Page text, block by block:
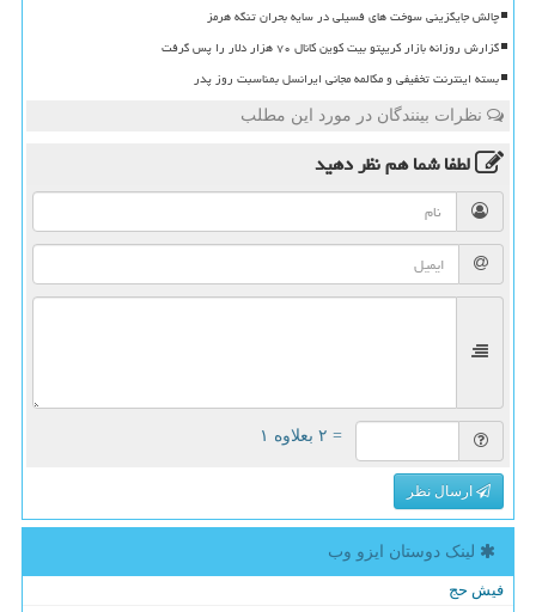
چالش جایگزینی سوخت های فسیلی در سایه بحران تنگه هرمز
گزارش روزانه بازار کریپتو بیت کوین کانال ۷۰ هزار دلار را پس گرفت
بسته اینترنت تخفیفی و مکالمه مجانی ایرانسل بمناسبت روز پدر
نظرات بینندگان در مورد این مطلب
لطفا شما همنظر دهید
= ۲ بعلاوه ۱
ارسال نظر
لینک دوستان ایزو وب
فیش حج